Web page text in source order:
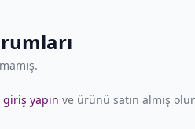
giriş yapın ve ürünü satın almış